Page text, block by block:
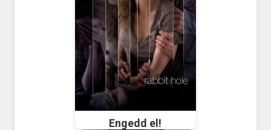
Engedd el!